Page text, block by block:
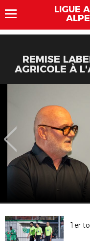
LIGUE
REMISE
AGRICOLE À